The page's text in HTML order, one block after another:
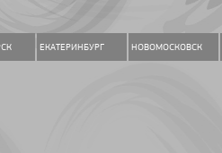
ЕКАТЕРИНБУРГ НОВОМОСКОВСК